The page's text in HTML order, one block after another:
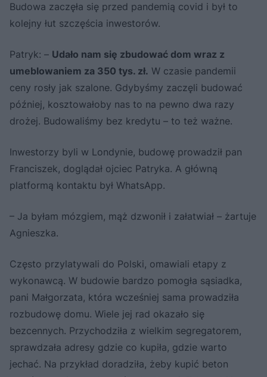
Budowa zaczęła się przed pandemią covid i był to
kolejny łut szczęścia inwestorów.
Patryk: – Udało nam się zbudować dom wraz z
umeblowaniem za 350 tys. zł. W czasie pandemii
ceny rosły jak szalone. Gdybyśmy zaczęli budować
później, kosztowałoby nas to na pewno dwa razy
drożej. Budowaliśmy bez kredytu – to też ważne.
Inwestorzy byli w Londynie, budowę prowadził pan
Franciszek, doglądał ojciec Patryka. A główną
platformą kontaktu był WhatsApp.
– Ja byłam mózgiem, mąż dzwonił i załatwiał – żartuje
Agnieszka.
Często przylatywali do Polski, omawiali etapy z
wykonawcą. W budowie bardzo pomogła sąsiadka,
pani Małgorzata, która wcześniej sama prowadziła
rozbudowę domu. Wiele jej rad okazało się
bezcennych. Przychodziła z wielkim segregatorem,
sprawdzała adresy gdzie co kupiła, gdzie warto
jechać. Na przykład doradziła, żeby kupić beton